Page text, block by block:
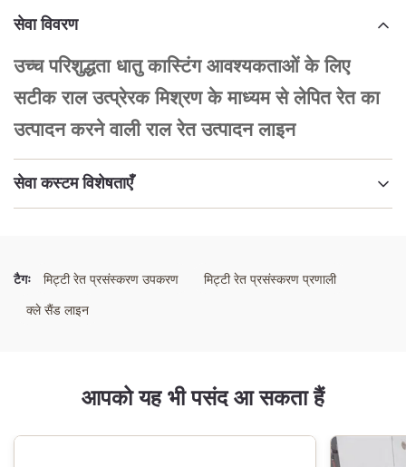
सेवा विवरण
उच्च परिशुद्धता धातु कास्टिंग आवश्यकताओं के लिए
सटीक राल उत्प्रेरक मिश्रण के माध्यम से लेपित रेत का
उत्पादन करने वाली राल रेत उत्पादन लाइन
सेवा कस्टम विशेषताएँ
टैगः
मिट्टी रेत प्रसंस्करण उपकरण
मिट्टी रेत प्रसंस्करण प्रणाली
क्ले सैंड लाइन
आपको यह भी पसंद आ सकता हैं